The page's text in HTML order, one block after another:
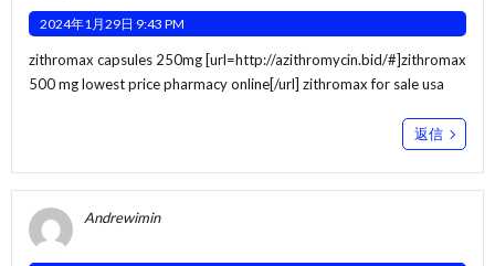
2024年1月29日 9:43 PM
zithromax capsules 250mg [url=http://azithromycin.bid/#]zithromax
500 mg lowest price pharmacy online[/url] zithromax for sale usa
返信
Andrewimin